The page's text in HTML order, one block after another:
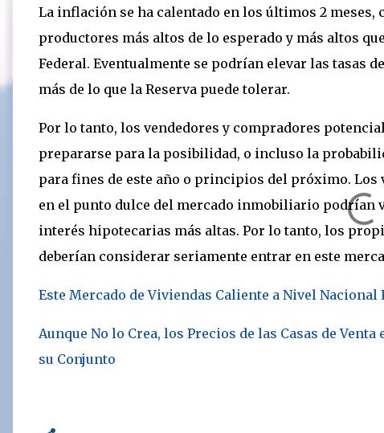
La inflación se ha calentado en los últimos 2
productores más altos de lo esperado y más altos
Federal. Eventualmente se podrían elevar las tasas
más de lo que la Reserva puede tolerar.
Por lo tanto, los vendedores y compradores
prepararse para la posibilidad, o incluso la
para fines de este año o principios del próximo.
en el punto dulce del mercado inmobiliario podrían
interés hipotecarias más altas. Por lo tanto, los
deberían considerar seriamente entrar en este
Este Mercado de Viviendas Caliente a Nivel
Aunque No lo Crea, los Precios de las Casas de Venta
su Conjunto